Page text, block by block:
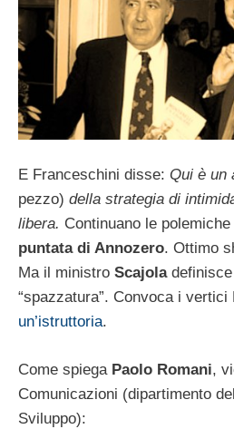
E Franceschini disse: Qui è un
pezzo) della strategia di
libera. Continuano le
puntata di Annozero. Ottimo
Ma il ministro Scajola
“spazzatura”. Convoca i vertici
un’istruttoria.
Come spiega Paolo Romani,
Comunicazioni (dipartimento
Sviluppo):